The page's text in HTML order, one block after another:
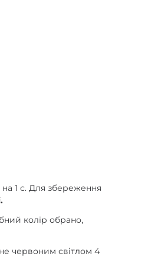
1 с. Для збереження
колір обрано,
червоним світлом 4